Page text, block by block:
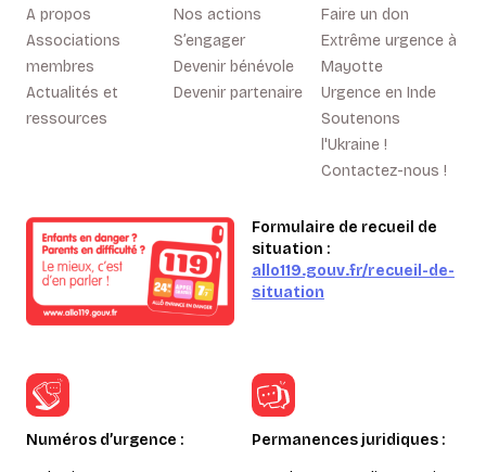
A propos
Associations
membres
Actualités et
ressources
Nos actions
S’engager
Devenir bénévole
Devenir partenaire
Faire un don
Extrême urgence à
Mayotte
Urgence en Inde
Soutenons
l'Ukraine !
Contactez-nous !
Formulaire de recueil de
situation :
allo119.gouv.fr/recueil-de-
situation
Numéros d’urgence : Permanences juridiques :